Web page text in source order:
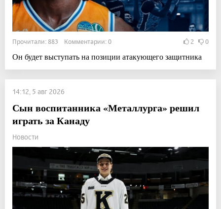
Прочитали: 883 Комментарии: 0 2 0
Он будет выступать на позиции атакующего защитника
14:12, 5 авг 2026
Сын воспитанника «Металлурга» решил
играть за Канаду
Новости